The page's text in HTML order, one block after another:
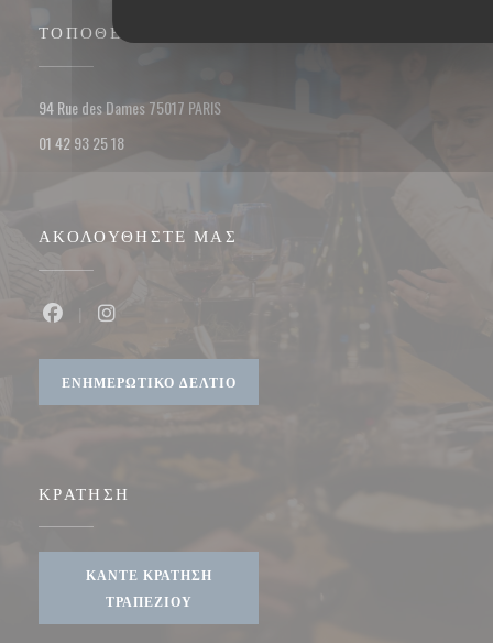
ΤΟΠΟΘΕΣΊΑ
94 Rue des Dames 75017 PARIS((ανοίγει σε νέο παράθυρο))
01 42 93 25 18
ΑΚΟΛΟΥΘΉΣΤΕ ΜΑΣ
Facebook ((ανοίγει σε νέο παράθυρο))
ΕΝΗΜΕΡΩΤΙΚΌ ΔΕΛΤΊΟ
ΚΡΆΤΗΣΗ
ΚΆΝΤΕ ΚΡΆΤΗΣΗ
ΤΡΑΠΕΖΙΟΎ